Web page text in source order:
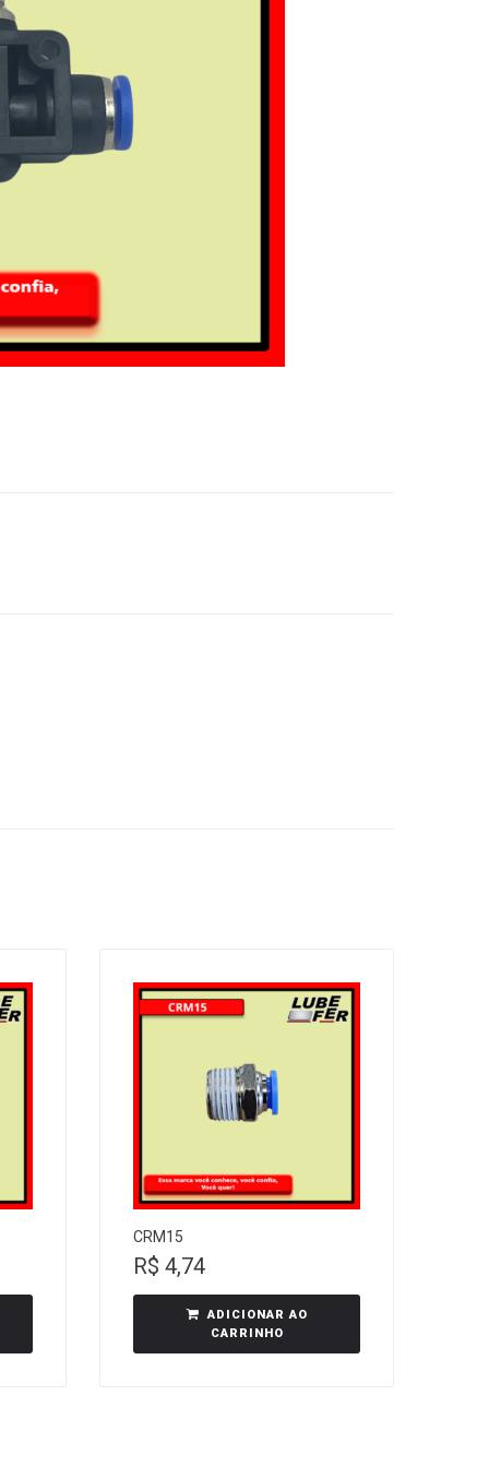
CRM15
R$ 4,74
ADICIONAR AO
CARRINHO